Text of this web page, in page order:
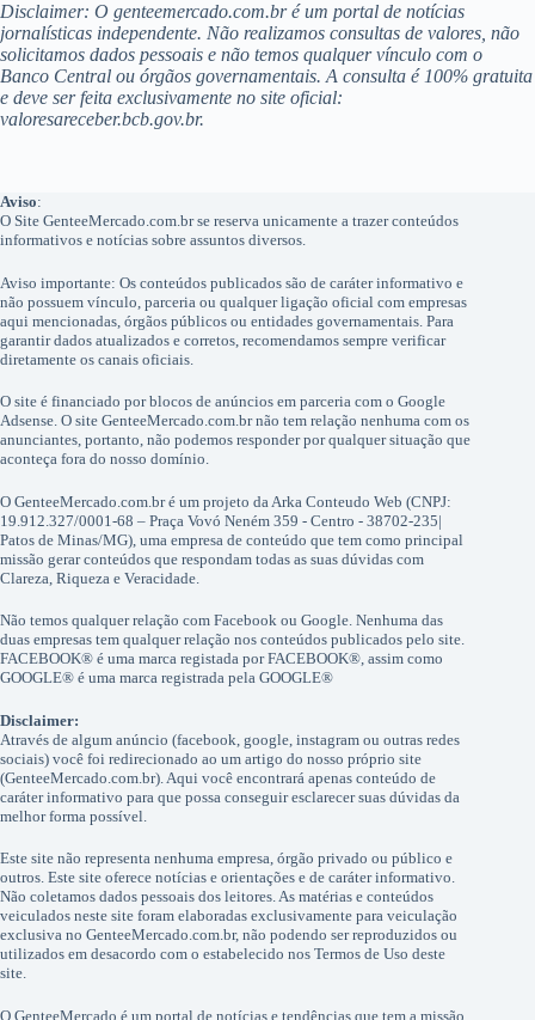
Disclaimer: O genteemercado.com.br é um portal de notícias
jornalísticas independente. Não realizamos consultas de valores, não
solicitamos dados pessoais e não temos qualquer vínculo com o
Banco Central ou órgãos governamentais. A consulta é 100% gratuita
e deve ser feita exclusivamente no site oficial:
valoresareceber.bcb.gov.br.
Aviso:
O Site GenteeMercado.com.br se reserva unicamente a trazer conteúdos
informativos e notícias sobre assuntos diversos.
Aviso importante: Os conteúdos publicados são de caráter informativo e
não possuem vínculo, parceria ou qualquer ligação oficial com empresas
aqui mencionadas, órgãos públicos ou entidades governamentais. Para
garantir dados atualizados e corretos, recomendamos sempre verificar
diretamente os canais oficiais.
O site é financiado por blocos de anúncios em parceria com o Google
Adsense. O site GenteeMercado.com.br não tem relação nenhuma com os
anunciantes, portanto, não podemos responder por qualquer situação que
aconteça fora do nosso domínio.
O GenteeMercado.com.br é um projeto da Arka Conteudo Web (CNPJ:
19.912.327/0001-68 – Praça Vovó Neném 359 - Centro - 38702-235|
Patos de Minas/MG), uma empresa de conteúdo que tem como principal
missão gerar conteúdos que respondam todas as suas dúvidas com
Clareza, Riqueza e Veracidade.
Não temos qualquer relação com Facebook ou Google. Nenhuma das
duas empresas tem qualquer relação nos conteúdos publicados pelo site.
FACEBOOK® é uma marca registada por FACEBOOK®, assim como
GOOGLE® é uma marca registrada pela GOOGLE®
Disclaimer:
Através de algum anúncio (facebook, google, instagram ou outras redes
sociais) você foi redirecionado ao um artigo do nosso próprio site
(GenteeMercado.com.br). Aqui você encontrará apenas conteúdo de
caráter informativo para que possa conseguir esclarecer suas dúvidas da
melhor forma possível.
Este site não representa nenhuma empresa, órgão privado ou público e
outros. Este site oferece notícias e orientações e de caráter informativo.
Não coletamos dados pessoais dos leitores. As matérias e conteúdos
veiculados neste site foram elaboradas exclusivamente para veiculação
exclusiva no GenteeMercado.com.br, não podendo ser reproduzidos ou
utilizados em desacordo com o estabelecido nos Termos de Uso deste
site.
O GenteeMercado é um portal de notícias e tendências que tem a missão